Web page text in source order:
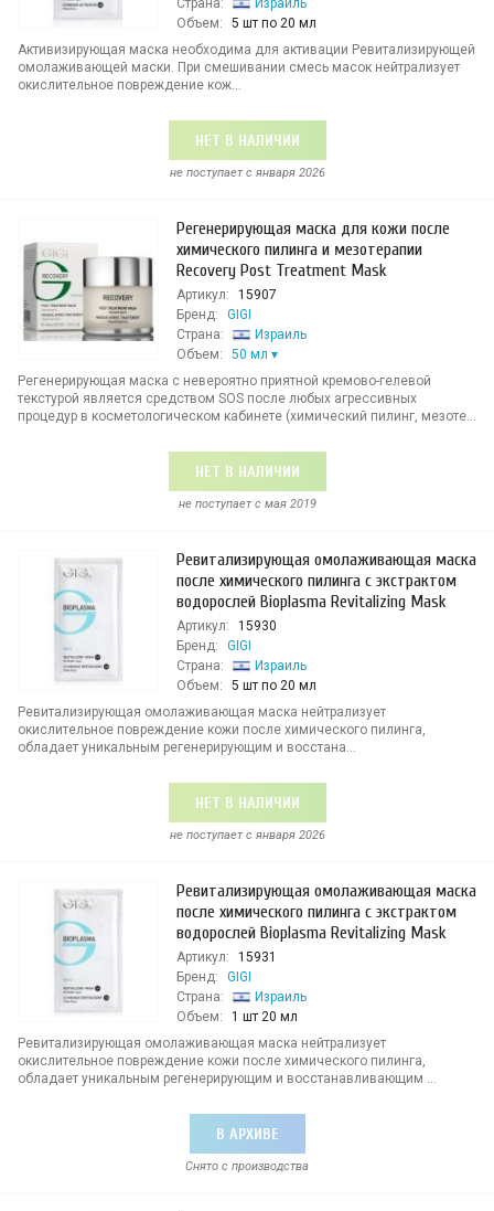
Страна:
Израиль
Объем:
5 шт по 20 мл
Активизирующая маска необходима для активации Ревитализирующей
омолаживающей маски. При смешивании смесь масок нейтрализует
окислительное повреждение кож...
НЕТ В НАЛИЧИИ
не поступает c января 2026
Регенерирующая маска для кожи после
химического пилинга и мезотерапии
Recovery Post Treatment Mask
Артикул:
15907
Бренд:
GIGI
Страна:
Израиль
Объем:
50 мл
Регенерирующая маска с невероятно приятной кремово-гелевой
текстурой является средством SOS после любых агрессивных
процедур в косметологическом кабинете (химический пилинг, мезоте...
НЕТ В НАЛИЧИИ
не поступает c мая 2019
Ревитализирующая омолаживающая маска
после химического пилинга с экстрактом
водорослей Bioplasma Revitalizing Mask
Артикул:
15930
Бренд:
GIGI
Страна:
Израиль
Объем:
5 шт по 20 мл
Ревитализирующая омолаживающая маска нейтрализует
окислительное повреждение кожи после химического пилинга,
обладает уникальным регенерирующим и восстана...
НЕТ В НАЛИЧИИ
не поступает c января 2026
Ревитализирующая омолаживающая маска
после химического пилинга с экстрактом
водорослей Bioplasma Revitalizing Mask
Артикул:
15931
Бренд:
GIGI
Страна:
Израиль
Объем:
1 шт 20 мл
Ревитализирующая омолаживающая маска нейтрализует
окислительное повреждение кожи после химического пилинга,
обладает уникальным регенерирующим и восстанавливающим ...
В АРХИВЕ
Снято с производства